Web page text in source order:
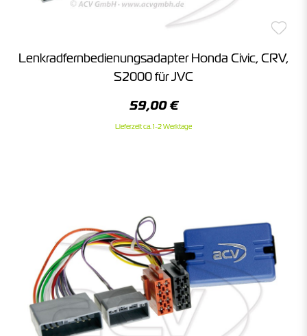
Lenkradfernbedienungsadapter Honda Civic, CRV,
S2000 für JVC
59,00 €
Lieferzeit ca. 1-2 Werktage